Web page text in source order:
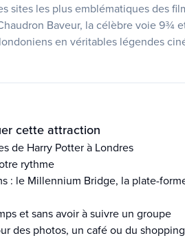
sites les plus emblématiques des
Baveur, la célèbre voie 9¾
en véritables légendes
cette attraction
de Harry Potter à Londres
rythme
: le Millennium Bridge, la plate-
et sans avoir à suivre un groupe
des photos, un café ou du shopping